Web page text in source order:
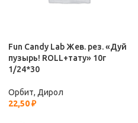
Fun Candy Lab Жев. рез. «Дуй
пузырь! ROLL+тату» 10г
1/24*30
Орбит, Дирол
22,50₽